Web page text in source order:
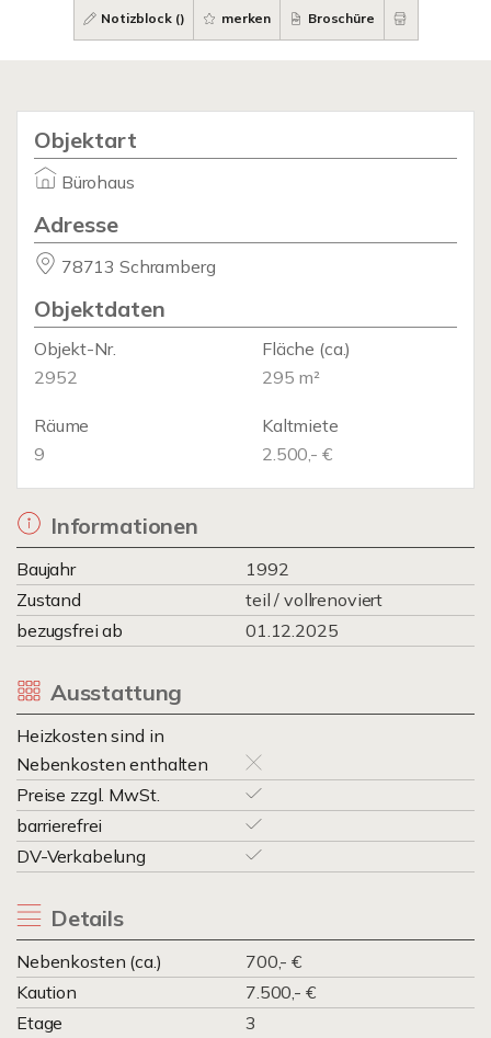
Notizblock () merken Broschüre
Objektart
Bürohaus
Adresse
78713 Schramberg
Objektdaten
Objekt-Nr.
2952
Fläche (ca.)
295 m²
Räume
9
Kaltmiete
2.500,- €
Informationen
Baujahr
1992
Zustand
teil / vollrenoviert
bezugsfrei ab
01.12.2025
Ausstattung
Heizkosten sind in
Nebenkosten enthalten
Preise zzgl. MwSt.
barrierefrei
DV-Verkabelung
Details
Nebenkosten (ca.)
700,- €
Kaution
7.500,- €
Etage
3